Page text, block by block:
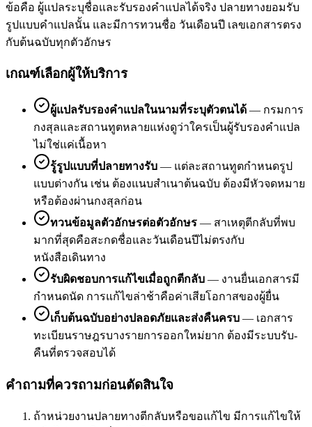
ข้อคือ ผู้แปลระบุชื่อและรับรองคำแปลได้จริง ปลายทางยอมรับ
รูปแบบคำแปลนั้น และมีการทวนชื่อ วันเดือนปี เลขเอกสารตรง
กับต้นฉบับทุกตัวอักษร
เกณฑ์เลือกผู้ให้บริการ
ผู้แปลรับรองคำแปลในนามที่ระบุตัวตนได้ — กรมการ
กงสุลและสถานทูตหลายแห่งดูว่าใครเป็นผู้รับรองคำแปล
ไม่ใช่แค่เนื้อหา
รู้รูปแบบที่ปลายทางรับ — แต่ละสถานทูตกำหนดรูป
แบบต่างกัน เช่น ต้องแนบสำเนาต้นฉบับ ต้องมีหัวจดหมาย
หรือต้องผ่านกงสุลก่อน
ทวนข้อมูลตัวอักษรต่อตัวอักษร — สาเหตุตีกลับที่พบ
มากที่สุดคือสะกดชื่อและวันเดือนปีไม่ตรงกับ
หนังสือเดินทาง
รับผิดชอบการแก้ไขเมื่อถูกตีกลับ — งานยื่นเอกสารมี
กำหนดนัด การแก้ไขล่าช้าคือค่าเสียโอกาสของผู้ยื่น
เก็บต้นฉบับอย่างปลอดภัยและส่งคืนครบ — เอกสาร
ทะเบียนราษฎรบางรายการออกใหม่ยาก ต้องมีระบบรับ-
คืนที่ตรวจสอบได้
คำถามที่ควรถามก่อนตัดสินใจ
ถ้าหน่วยงานปลายทางตีกลับหรือขอแก้ไข มีการแก้ไขให้